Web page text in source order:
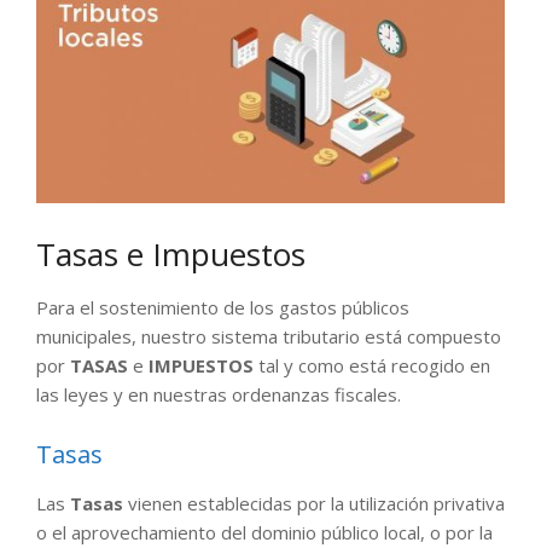
Tasas e Impuestos
Para el sostenimiento de los gastos públicos
municipales, nuestro sistema tributario está compuesto
por TASAS e IMPUESTOS tal y como está recogido en
las leyes y en nuestras ordenanzas fiscales.
Tasas
Las Tasas vienen establecidas por la utilización privativa
o el aprovechamiento del dominio público local, o por la